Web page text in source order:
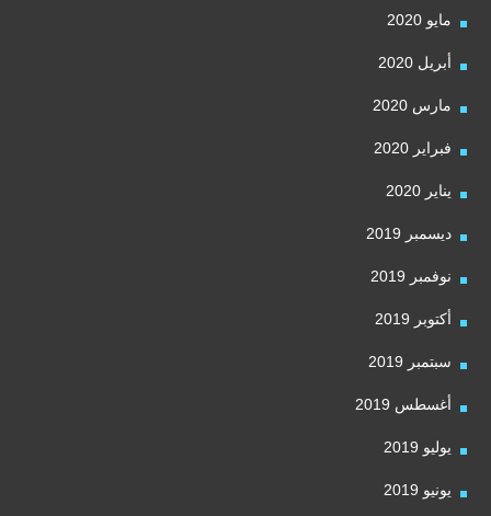
مايو 2020
أبريل 2020
مارس 2020
فبراير 2020
يناير 2020
ديسمبر 2019
نوفمبر 2019
أكتوبر 2019
سبتمبر 2019
أغسطس 2019
يوليو 2019
يونيو 2019